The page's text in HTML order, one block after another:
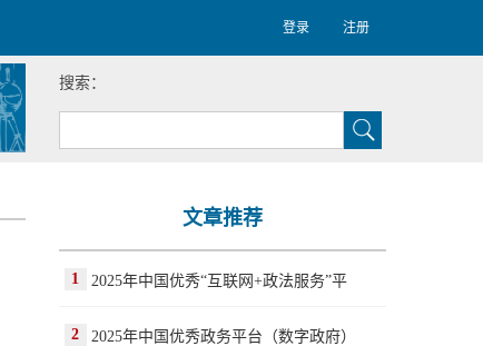
登录 注册
搜索：
文章推荐
1 2025年中国优秀“互联网+政法服务”平
2 2025年中国优秀政务平台（数字政府）